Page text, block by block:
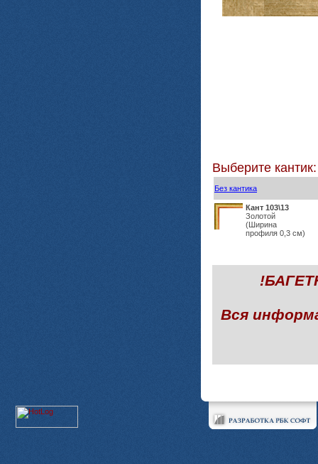
Выберите кантик:
Без кантика
Кант 103\13
Золотой
(Ширина
профиля 0,3 см)
Вся